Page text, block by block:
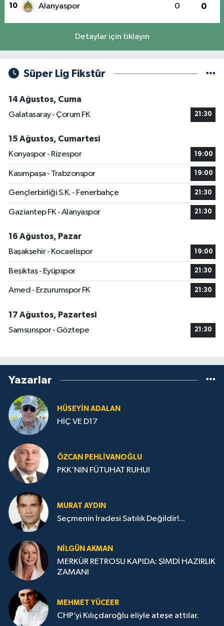
10 Alanyaspor 0 0
Detaylar için tıklayın
Süper Lig Fikstür
14 Ağustos, Cuma
Galatasaray - Çorum FK
21:30
15 Ağustos, Cumartesi
Konyaspor - Rizespor
19:00
Kasımpaşa - Trabzonspor 19:00
Gençlerbirliği S.K. - Fenerbahçe 21:30
Gaziantep FK - Alanyaspor 21:30
16 Ağustos, Pazar
Başakşehir - Kocaelispor
19:00
Beşiktaş - Eyüpspor 21:30
Amed - Erzurumspor FK 21:30
17 Ağustos, Pazartesi
Samsunspor - Göztepe
21:30
Yazarlar
HÜSEYIN ADALAN
HİÇ VE D17
ÖZCAN PEHLIVANOĞLU
PKK’NIN FÜTUHAT RUHU!
MURAT AYDIN
Seçmenin İradesi Satılık Değildir!...
NILGÜN AKMAN
MERKÜR RETROSU KAPIDA: ŞİMDİ HAZIRLIK
ZAMANI
MEHMET YÜCEER
CHP’yi Kılıçdaroğlu eliyle ateşe attılar.